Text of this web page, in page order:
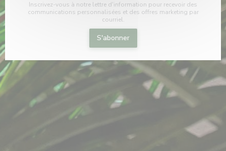
Inscrivez-vous à notre lettre d'information pour recevoir des
communications personnalisées et des offres marketing par
courriel.
S'abonner